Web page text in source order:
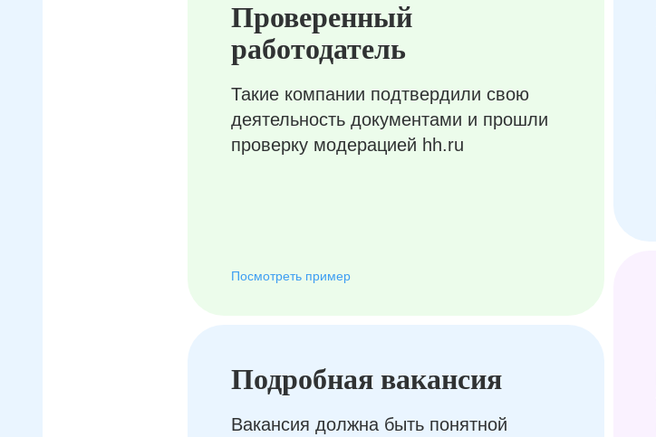
Проверенный
работодатель
Такие компании подтвердили свою
деятельность документами и прошли
проверку модерацией hh.ru
Посмотреть пример
Подробная вакансия
Вакансия должна быть понятной